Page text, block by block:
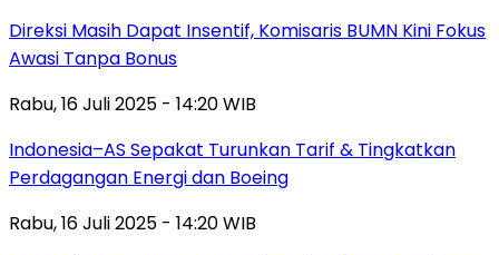
Direksi Masih Dapat Insentif, Komisaris BUMN Kini Fokus
Awasi Tanpa Bonus
Rabu, 16 Juli 2025 - 14:20 WIB
Indonesia–AS Sepakat Turunkan Tarif & Tingkatkan
Perdagangan Energi dan Boeing
Rabu, 16 Juli 2025 - 14:20 WIB